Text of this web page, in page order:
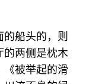
船头的，则
的两侧是枕木
《被举起的滑